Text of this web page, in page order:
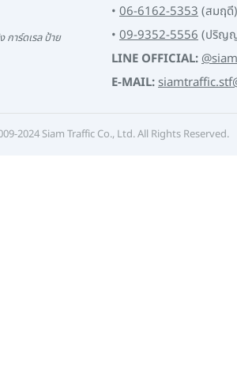
การ์ดเรล ป้าย
• 06-6162-5353(สมฤดี)
• 09-9352-5556(ปริญ
LINE OFFICIAL:
E-MAIL:
2024 Siam Traffic Co., Ltd. All Rights Reserved.